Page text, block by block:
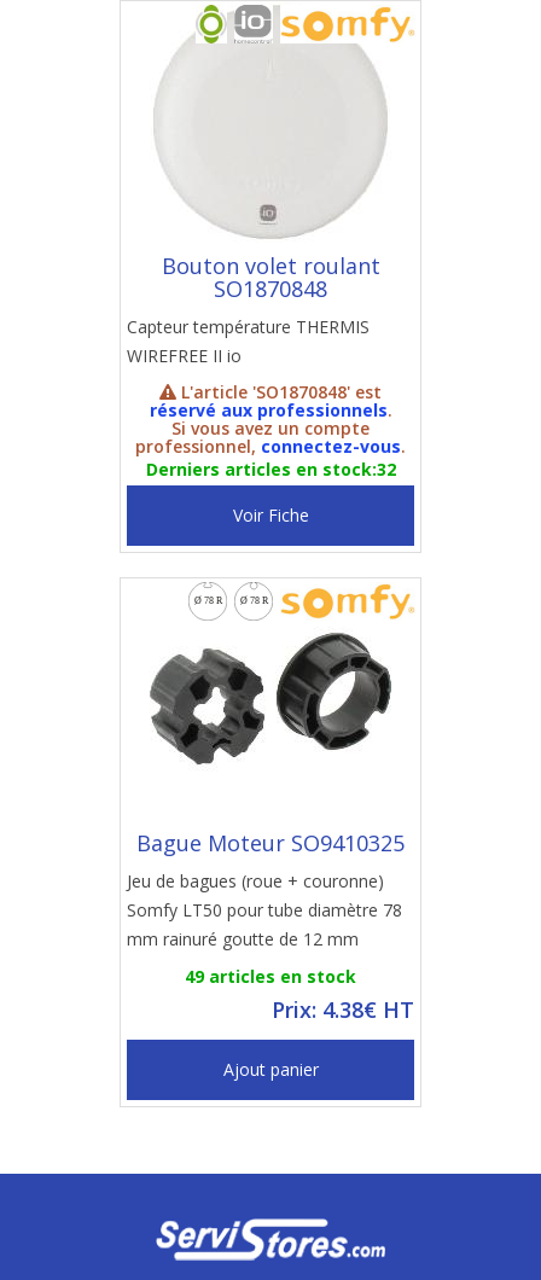
Bouton volet roulant
SO1870848
Capteur température THERMIS
WIREFREE II io
L'article 'SO1870848' est
réservé aux professionnels.
Si vous avez un compte
professionnel, connectez-vous.
Derniers articles en stock:32
Voir Fiche
Bague Moteur SO9410325
Jeu de bagues (roue + couronne)
Somfy LT50 pour tube diamètre 78
mm rainuré goutte de 12 mm
49 articles en stock
Prix: 4.38€ HT
Ajout panier